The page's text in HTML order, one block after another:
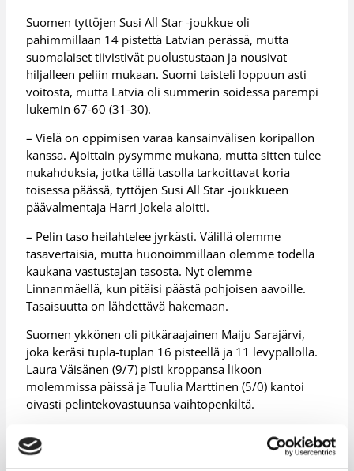
Suomen tyttöjen Susi All Star -joukkue oli
pahimmillaan 14 pistettä Latvian perässä, mutta
suomalaiset tiivistivät puolustustaan ja nousivat
hiljalleen peliin mukaan. Suomi taisteli loppuun asti
voitosta, mutta Latvia oli summerin soidessa parempi
lukemin 67-60 (31-30).
– Vielä on oppimisen varaa kansainvälisen koripallon
kanssa. Ajoittain pysymme mukana, mutta sitten tulee
nukahduksia, jotka tällä tasolla tarkoittavat koria
toisessa päässä, tyttöjen Susi All Star -joukkueen
päävalmentaja Harri Jokela aloitti.
– Pelin taso heilahtelee jyrkästi. Välillä olemme
tasavertaisia, mutta huonoimmillaan olemme todella
kaukana vastustajan tasosta. Nyt olemme
Linnanmäellä, kun pitäisi päästä pohjoisen aavoille.
Tasaisuutta on lähdettävä hakemaan.
Suomen ykkönen oli pitkäraajainen Maiju Sarajärvi,
joka keräsi tupla-tuplan 16 pisteellä ja 11 levypallolla.
Laura Väisänen (9/7) pisti kroppansa likoon
molemmissa päissä ja Tuulia Marttinen (5/0) kantoi
oivasti pelintekovastuunsa vaihtopenkiltä.
Suomen poikien Susi All Star -joukkue taas pelasi noin